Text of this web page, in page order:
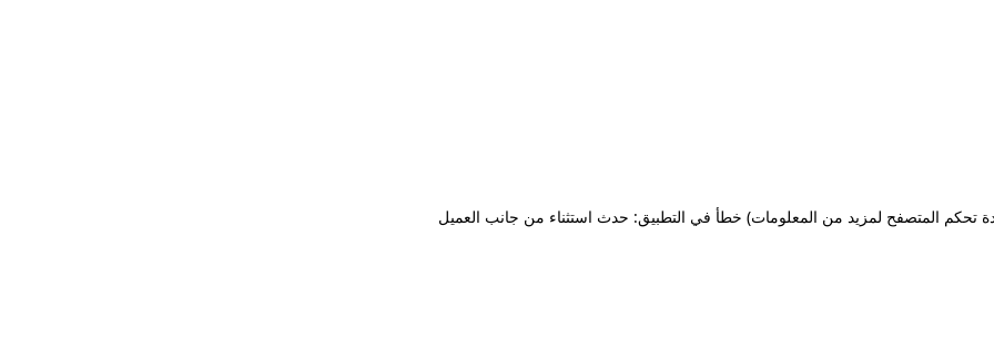
خطأ في التطبيق: حدث استثناء من جانب العميل تحكم المتصفح لمزيد من المعلومات)